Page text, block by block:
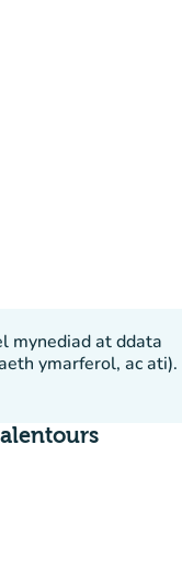
mynediad at ddata
ymarferol, ac ati).